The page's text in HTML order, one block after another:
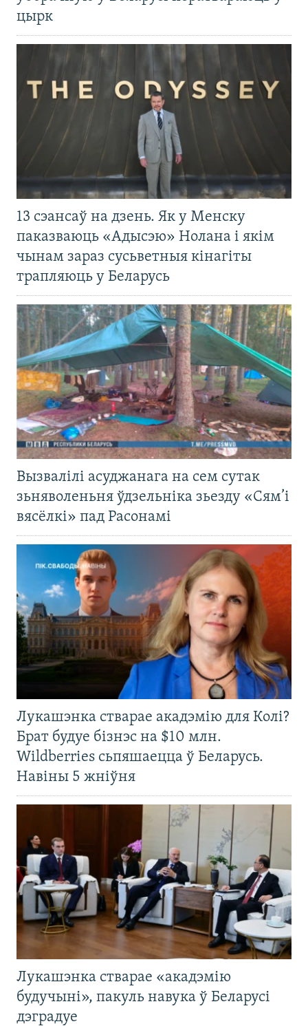
цырк
13 сэансаў на дзень. Як у Менску
паказваюць «Адысэю» Нолана і якім
чынам зараз сусьветныя кінагіты
трапляюць у Беларусь
Вызвалілі асуджанага на сем сутак
зьняволеньня ўдзельніка зьезду «Сям’і
вясёлкі» пад Расонамі
Лукашэнка стварае акадэмію для Колі?
Брат будуе бізнэс на $10 млн.
Wildberries сьпяшаецца ў Беларусь.
Навіны 5 жніўня
Лукашэнка стварае «акадэмію
будучыні», пакуль навука ў Беларусі
дэградуе